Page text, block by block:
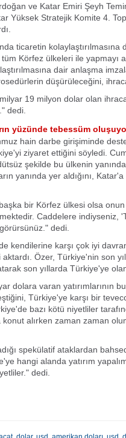
ve Katar Emiri Şeyh
Yüksek Stratejik Komite 4.
ticaretin kolaylaştırılmasına
Körfez ülkeleri ile yapmayı
dair anlaşma
düşürüleceğini,
19 milyon dolar olan
dedi.
yüzünde tebessüm
hain darbe girişiminde
ziyaret ettiğini söyledi.
şekilde bu ülkenin
yanında yer aldığını,
bir Körfez ülkesi olsa onun
Caddelere indiyseniz,
dedi.
kendilerine karşı çok iyi
aktardı. Özer, Türkiye'nin son
son yıllarda Türkiye'ye
dolara varan yatırımlarının
Türkiye'ye karşı bir
bazı kötü niyetliler
konut alırken zaman zaman
spekülatif ataklardan
hangi alanda yatırım
dedi.